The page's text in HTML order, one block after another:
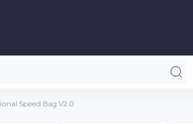
Speed Bag V2.0